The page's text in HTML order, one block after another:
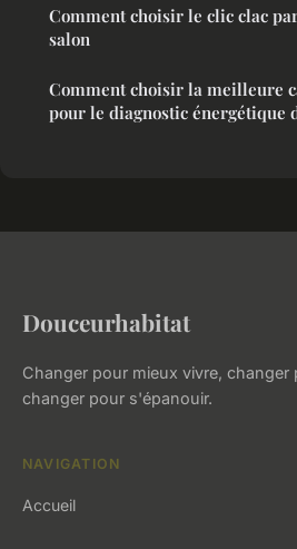
Comment choisir le clic clac
salon
Comment choisir la meilleure
pour le diagnostic énergétique
Douceurhabitat
Changer pour mieux vivre, changer
changer pour s'épanouir.
NAVIGATION
Accueil